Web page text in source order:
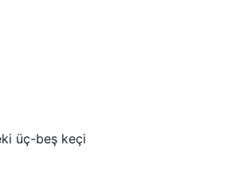
üç-beş keçi